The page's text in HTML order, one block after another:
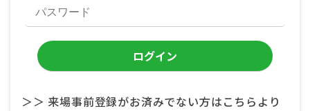
＞＞ 来場事前登録がお済みでない方はこちらより